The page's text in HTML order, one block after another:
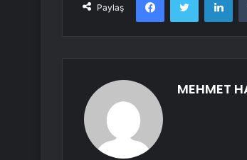
Paylaş
MEHMET